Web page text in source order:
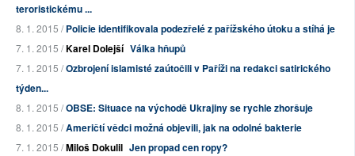
teroristickému ...
8. 1. 2015 /Policie identifikovala podezřelé z pařížského útoku a stíhá je
7. 1. 2015 /Karel Dolejší Válka hňupů
7. 1. 2015 /Ozbrojení islamisté zaútočili v Paříži na redakci satirického
týden...
8. 1. 2015 /OBSE: Situace na východě Ukrajiny se rychle zhoršuje
8. 1. 2015 /Američtí vědci možná objevili, jak na odolné bakterie
7. 1. 2015 /Miloš Dokulil Jen propad cen ropy?